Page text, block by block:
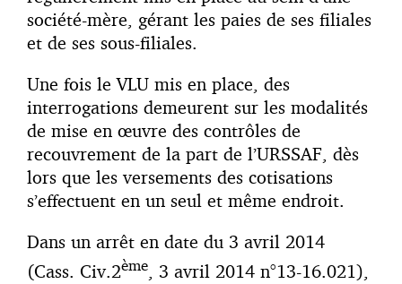
société-mère, gérant les paies de ses filiales
et de ses sous-filiales.
Une fois le VLU mis en place, des
interrogations demeurent sur les modalités
de mise en œuvre des contrôles de
recouvrement de la part de l’URSSAF, dès
lors que les versements des cotisations
s’effectuent en un seul et même endroit.
Dans un arrêt en date du 3 avril 2014
(Cass. Civ.2ème
, 3 avril 2014 n°13-16.021),